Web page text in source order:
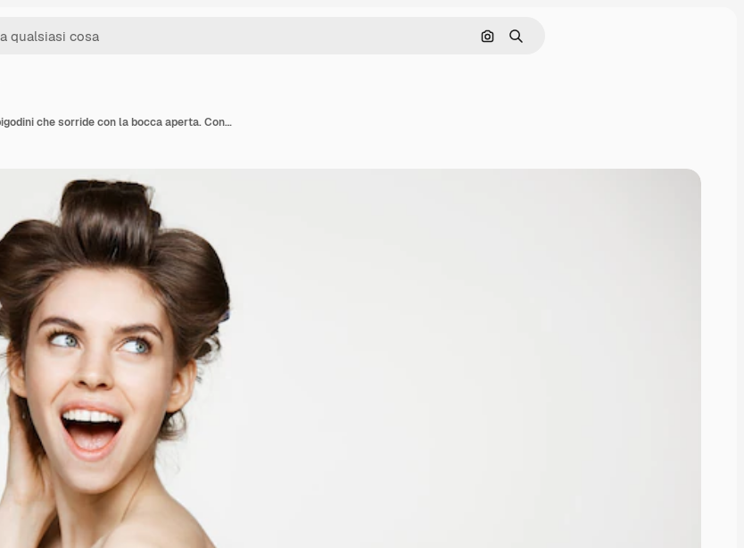
Cerca per immagine
Ricerca
Giovane bella donna sorpresa in bigodini che sorride con la bocca aperta. Concetto di bellezza e spa.